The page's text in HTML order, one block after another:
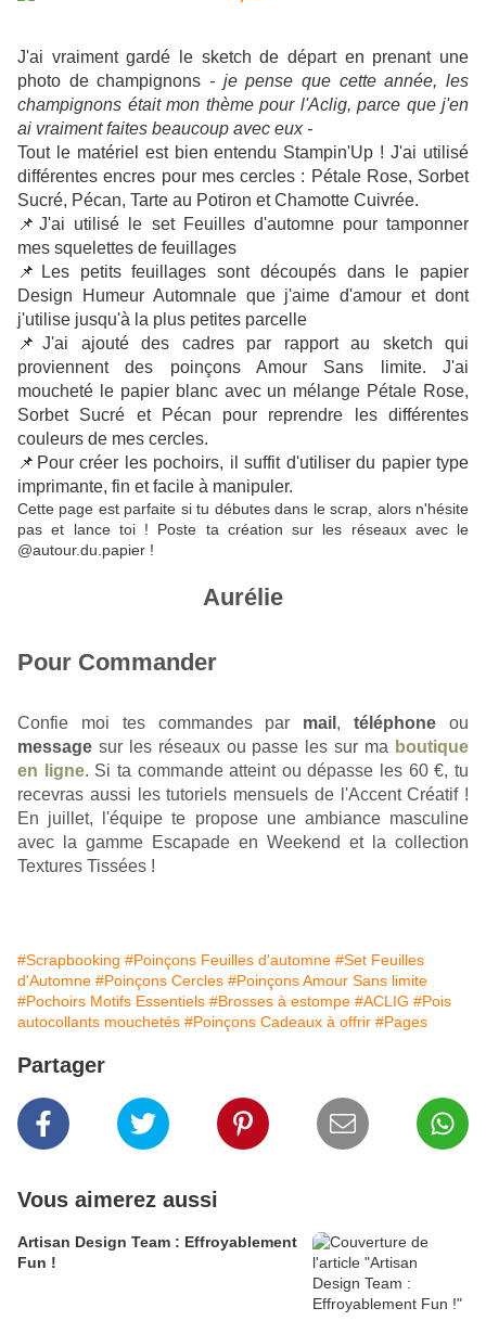
J'ai vraiment gardé le sketch de départ en prenant une
photo de champignons - je pense que cette année, les
champignons était mon thème pour l'Aclig, parce que j'en
ai vraiment faites beaucoup avec eux -
Tout le matériel est bien entendu Stampin'Up ! J'ai utilisé
différentes encres pour mes cercles : Pétale Rose, Sorbet
Sucré, Pécan, Tarte au Potiron et Chamotte Cuivrée.
📌J'ai utilisé le set Feuilles d'automne pour tamponner
mes squelettes de feuillages
📌Les petits feuillages sont découpés dans le papier
Design Humeur Automnale que j'aime d'amour et dont
j'utilise jusqu'à la plus petites parcelle
📌J'ai ajouté des cadres par rapport au sketch qui
proviennent des poinçons Amour Sans limite. J'ai
moucheté le papier blanc avec un mélange Pétale Rose,
Sorbet Sucré et Pécan pour reprendre les différentes
couleurs de mes cercles.
📌Pour créer les pochoirs, il suffit d'utiliser du papier type
imprimante, fin et facile à manipuler.
Cette page est parfaite si tu débutes dans le scrap, alors n'hésite
pas et lance toi ! Poste ta création sur les réseaux avec le
@autour.du.papier !
Aurélie
Pour Commander
Confie moi tes commandes par mail , téléphone
message sur les réseaux ou passe les sur ma boutique
en ligne. Si ta commande atteint ou dépasse les 60 €, tu
recevras aussi les tutoriels mensuels de l'Accent Créatif !
En juillet, l'équipe te propose une ambiance masculine
avec la gamme Escapade en Weekend et la collection
Textures Tissées !
#Scrapbooking #Poinçons Feuilles d'automne #Set Feuilles
d'Automne #Poinçons Cercles #Poinçons Amour Sans limite
#Pochoirs Motifs Essentiels #Brosses à estompe #ACLIG #Pois
autocollants mouchetés #Poinçons Cadeaux à offrir #Pages
Partager
Vous aimerez aussi
Artisan Design Team : Effroyablement
Fun !